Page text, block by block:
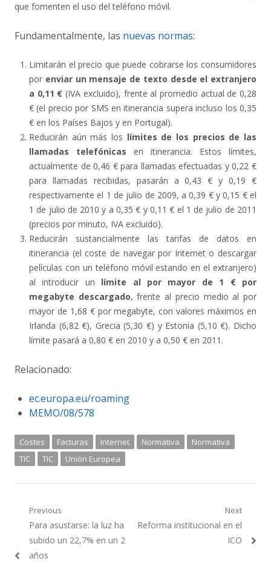
que fomenten el uso del teléfono móvil.
Fundamentalmente, las nuevas normas:
Limitarán el precio que puede cobrarse los consumidores
por enviar un mensaje de texto desde el extranjero
a 0,11 € (IVA excluido), frente al promedio actual de 0,28
€ (el precio por SMS en itinerancia supera incluso los 0,35
€ en los Países Bajos y en Portugal).
Reducirán aún más los límites de los precios de las
llamadas telefónicas en itinerancia. Estos límites,
actualmente de 0,46 € para llamadas efectuadas y 0,22 €
para llamadas recibidas, pasarán a 0,43 € y 0,19 €
respectivamente el 1 de julio de 2009, a 0,39 € y 0,15 € el
1 de julio de 2010 y a 0,35 € y 0,11 € el 1 de julio de 2011
(precios por minuto, IVA excluido).
Reducirán sustancialmente las tarifas de datos en
itinerancia (el coste de navegar por Internet o descargar
películas con un teléfono móvil estando en el extranjero)
al introducir un límite al por mayor de 1 € por
megabyte descargado, frente al precio medio al por
mayor de 1,68 € por megabyte, con valores máximos en
Irlanda (6,82 €), Grecia (5,30 €) y Estonia (5,10 €). Dicho
límite pasará a 0,80 € en 2010 y a 0,50 € en 2011.
Relacionado:
ec.europa.eu/roaming
MEMO/08/578
Costes Facturas Internet Normativa
Normativa
TIC
TIC Unión Europea
Navegación
de
entradas
Previous
Previous
post:
Para asustarse: la luz ha
subido un 22,7% en un 2
años
Next
Next
Reforma institucional en el
ICO